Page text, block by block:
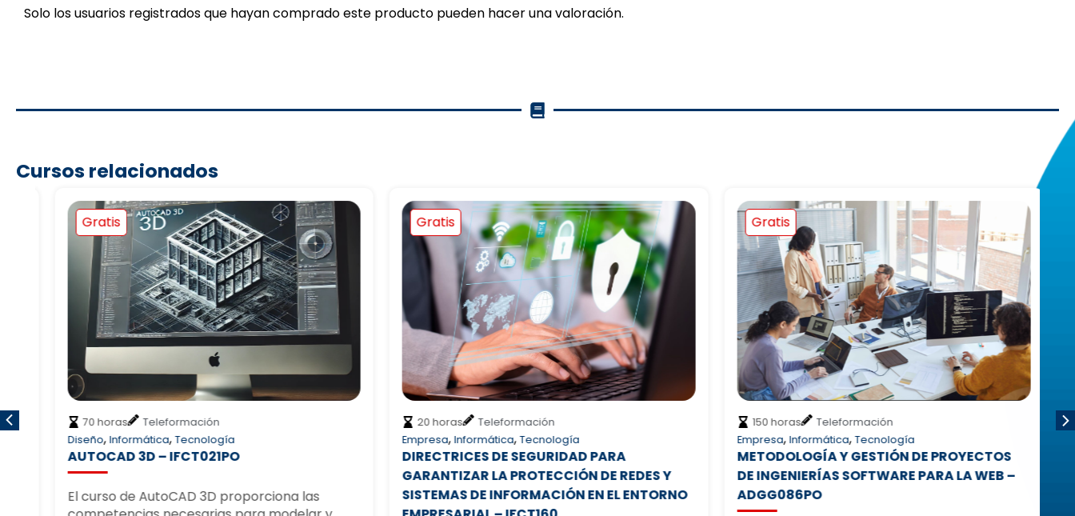
Solo los usuarios registrados que hayan comprado este producto pueden hacer una valoración.
Cursos relacionados
Gratis
70 horas
Teleformación
Diseño, Informática, Tecnología
AUTOCAD 3D – IFCT021PO
El curso de AutoCAD 3D proporciona las
Gratis
20 horas
Teleformación
Empresa, Informática, Tecnología
DIRECTRICES DE SEGURIDAD PARA
GARANTIZAR LA PROTECCIÓN DE REDES Y
SISTEMAS DE INFORMACIÓN EN EL ENTORNO
Gratis
150 horas
Teleformación
Empresa, Informática, Tecnología
METODOLOGÍA Y GESTIÓN DE PROYECTOS
DE INGENIERÍAS SOFTWARE PARA LA WEB –
ADGG086PO